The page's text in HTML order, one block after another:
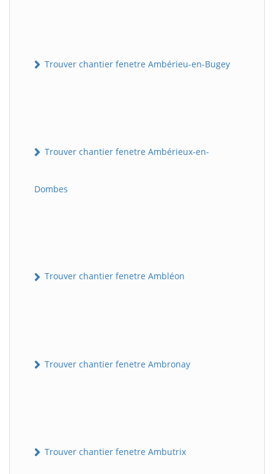
Trouver chantier fenetre Ambérieu-en-Bugey
Trouver chantier fenetre Ambérieux-en-
Dombes
Trouver chantier fenetre Ambléon
Trouver chantier fenetre Ambronay
Trouver chantier fenetre Ambutrix